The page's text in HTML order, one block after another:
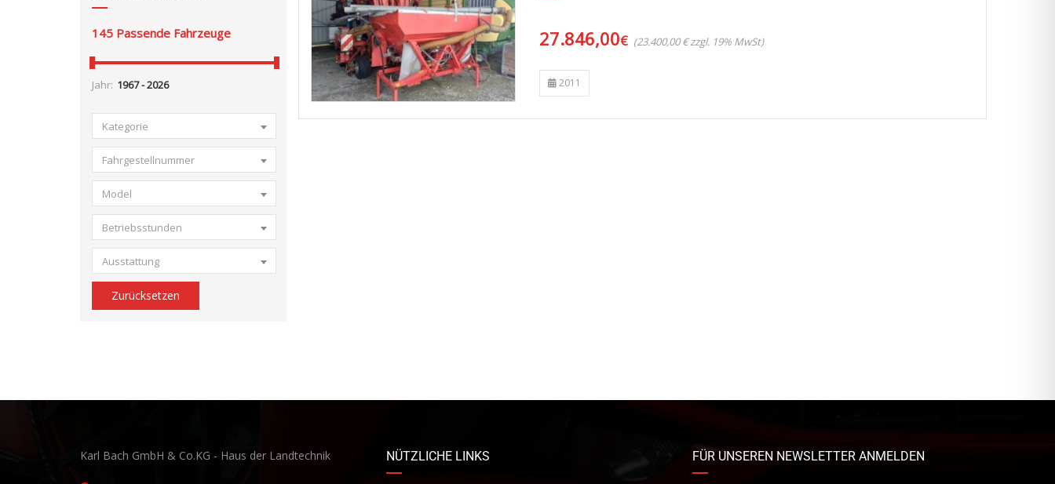
145 Passende Fahrzeuge
Jahr:
Kategorie
Fahrgestellnummer
Model
Betriebsstunden
Ausstattung
Zurücksetzen
27.846,00€ (23.400,00 € zzgl. 19% MwSt)
2011
Karl Bach GmbH & Co.KG - Haus der Landtechnik NÜTZLICHE LINKS FÜR UNSEREN NEWSLETTER ANMELDEN